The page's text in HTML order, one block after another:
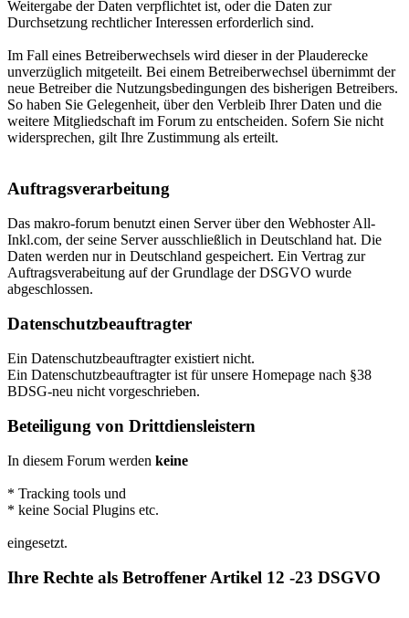
Weitergabe der Daten verpflichtet ist, oder die Daten zur
Durchsetzung rechtlicher Interessen erforderlich sind.
Im Fall eines Betreiberwechsels wird dieser in der Plauderecke
unverzüglich mitgeteilt. Bei einem Betreiberwechsel übernimmt der
neue Betreiber die Nutzungsbedingungen des bisherigen Betreibers.
So haben Sie Gelegenheit, über den Verbleib Ihrer Daten und die
weitere Mitgliedschaft im Forum zu entscheiden. Sofern Sie nicht
widersprechen, gilt Ihre Zustimmung als erteilt.
Auftragsverarbeitung
Das makro-forum benutzt einen Server über den Webhoster All-
Inkl.com, der seine Server ausschließlich in Deutschland hat. Die
Daten werden nur in Deutschland gespeichert. Ein Vertrag zur
Auftragsverabeitung auf der Grundlage der DSGVO wurde
abgeschlossen.
Datenschutzbeauftragter
Ein Datenschutzbeauftragter existiert nicht.
Ein Datenschutzbeauftragter ist für unsere Homepage nach §38
BDSG-neu nicht vorgeschrieben.
Beteiligung von Drittdiensleistern
In diesem Forum werden keine
* Tracking tools und
* keine Social Plugins etc.
eingesetzt.
Ihre Rechte als Betroffener Artikel 12 -23 DSGVO